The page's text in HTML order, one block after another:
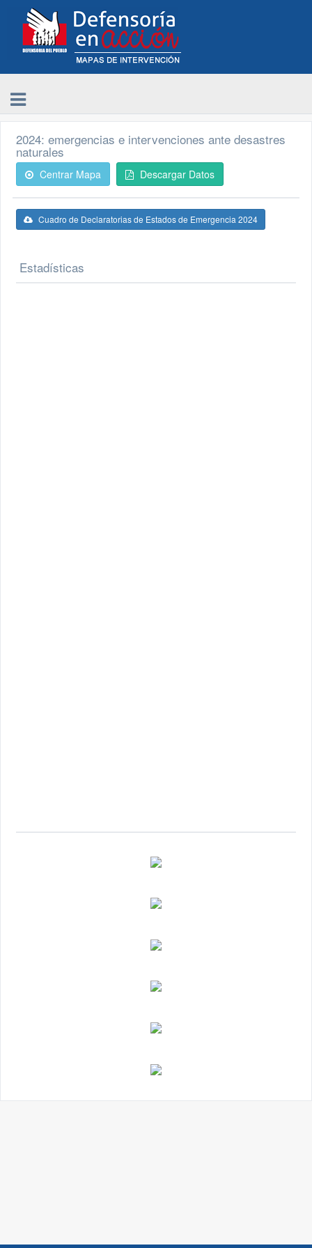
2024: emergencias e intervenciones ante desastres
naturales
Centrar Mapa Descargar Datos
Cuadro de Declaratorias de Estados de Emergencia 2024
Estadísticas